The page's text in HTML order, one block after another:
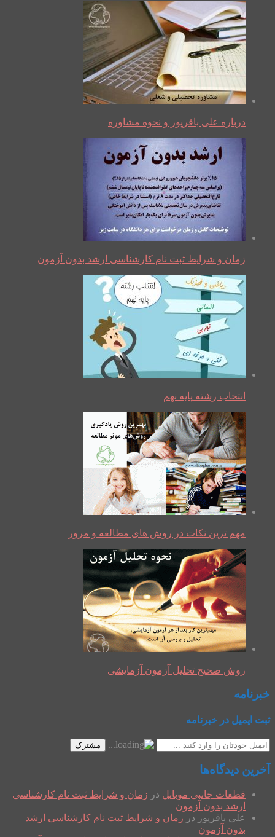
درباره علی باقرپور و نحوه مشاوره
زمان و شرایط ثبت نام کارشناسی ارشد بدون آزمون
انتخاب رشته پایه نهم
مهم ترین نکات در روش های مطالعه و مرور
روش صحیح تحلیل آزمون آزمایشی
خبرنامه
ثبت ایمیل در خبرنامه
مشترک
آخرین دیدگاه‌ها
قطعات جانبی موبایل در زمان و شرایط ثبت نام کارشناسی
ارشد بدون آزمون
علی باقرپور در زمان و شرایط ثبت نام کارشناسی ارشد
بدون آزمون